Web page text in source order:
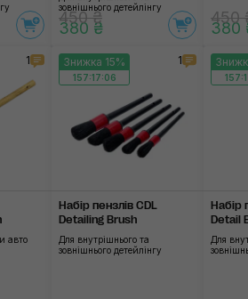
зовнішнього детейлінгу
450 ₴
380 ₴
450
380
1
авто
Знижка 15%
157:17:06
1
Набір пензлів CDL
Detailing Brush
Для внутрішнього та
зовнішнього детейлінгу
Набір
Detail
Для